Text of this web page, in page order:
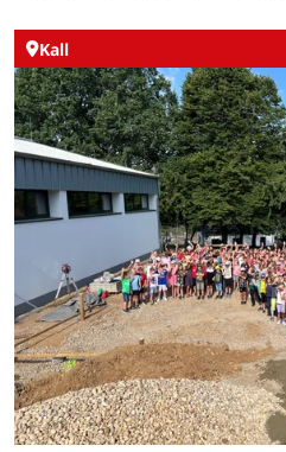
Kall